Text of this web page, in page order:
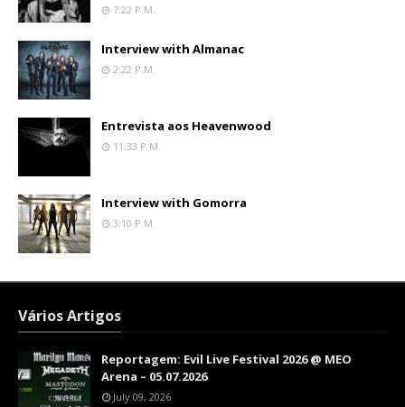
7:22 P.m.
Interview with Almanac
2:22 P.m.
Entrevista aos Heavenwood
11:33 P.m.
Interview with Gomorra
3:10 P.m.
Vários Artigos
Reportagem: Evil Live Festival 2026 @ MEO
Arena – 05.07.2026
July 09, 2026